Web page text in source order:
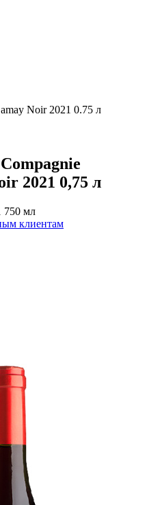
Noir 2021 0.75 л
2021 0,75 л
750 мл
клиентам